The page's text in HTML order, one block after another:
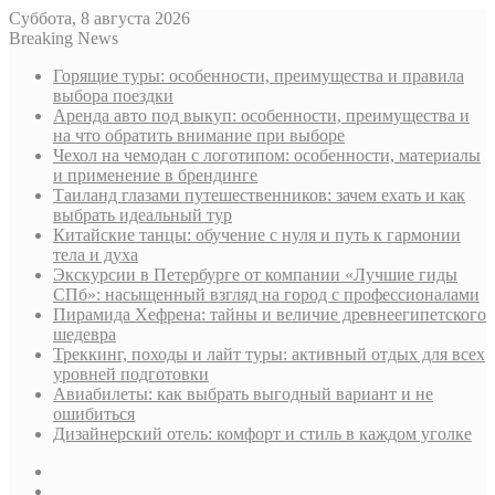
Суббота, 8 августа 2026
Breaking News
Горящие туры: особенности, преимущества и правила
выбора поездки
Аренда авто под выкуп: особенности, преимущества и
на что обратить внимание при выборе
Чехол на чемодан с логотипом: особенности, материалы
и применение в брендинге
Таиланд глазами путешественников: зачем ехать и как
выбрать идеальный тур
Китайские танцы: обучение с нуля и путь к гармонии
тела и духа
Экскурсии в Петербурге от компании «Лучшие гиды
СПб»: насыщенный взгляд на город с профессионалами
Пирамида Хефрена: тайны и величие древнеегипетского
шедевра
Треккинг, походы и лайт туры: активный отдых для всех
уровней подготовки
Авиабилеты: как выбрать выгодный вариант и не
ошибиться
Дизайнерский отель: комфорт и стиль в каждом уголке